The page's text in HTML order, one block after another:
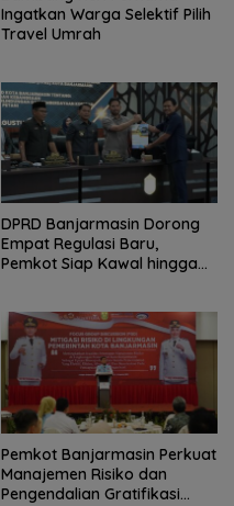
Ingatkan Warga Selektif Pilih
Travel Umrah
DPRD Banjarmasin Dorong
Empat Regulasi Baru,
Pemkot Siap Kawal hingga
Pemkot Banjarmasin Perkuat
Manajemen Risiko dan
Pengendalian Gratifikasi